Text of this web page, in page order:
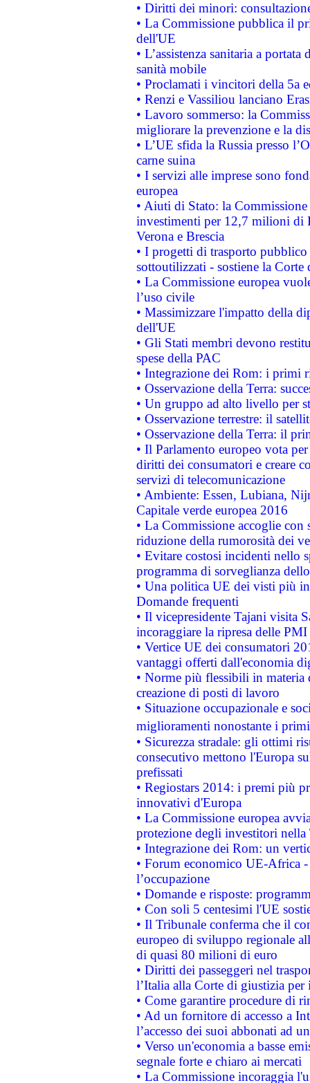
• Diritti dei minori:
• La Commissione pubblica il
dell'UE
• L’assistenza sanitaria a
sanità mobile
• Proclamati i vincitori della 5a
• Renzi e Vassiliou lanciano
• Lavoro sommerso: la
migliorare la prevenzione e la
• L’UE sfida la Russia presso
carne suina
• I servizi alle imprese sono
europea
• Aiuti di Stato: la
investimenti per 12,7 milioni di
Verona e Brescia
• I progetti di trasporto
sottoutilizzati - sostiene la Corte
• La Commissione europea
l’uso civile
• Massimizzare l'impatto della
dell'UE
• Gli Stati membri devono
spese della PAC
• Integrazione dei Rom: i primi
• Osservazione della Terra:
• Un gruppo ad alto livello per
• Osservazione terrestre: il
• Osservazione della Terra: il
• Il Parlamento europeo vota
diritti dei consumatori e creare
servizi di telecomunicazione
• Ambiente: Essen, Lubiana,
Capitale verde europea 2016
• La Commissione accoglie
riduzione della rumorosità dei
• Evitare costosi incidenti nello
programma di sorveglianza
• Una politica UE dei visti più
Domande frequenti
• Il vicepresidente Tajani visita
incoraggiare la ripresa delle
• Vertice UE dei consumatori
vantaggi offerti dall'economia
• Norme più flessibili in materia
creazione di posti di lavoro
• Situazione occupazionale e
miglioramenti nonostante i
• Sicurezza stradale: gli ottimi
consecutivo mettono l'Europa
prefissati
• Regiostars 2014: i premi più
innovativi d'Europa
• La Commissione europea
protezione degli investitori
• Integrazione dei Rom: un
• Forum economico UE-Africa -
l’occupazione
• Domande e risposte:
• Con soli 5 centesimi l'UE
• Il Tribunale conferma che il
europeo di sviluppo regionale
di quasi 80 milioni di euro
• Diritti dei passeggeri nel
l’Italia alla Corte di giustizia
• Come garantire procedure di
• Ad un fornitore di accesso a
l’accesso dei suoi abbonati ad
• Verso un'economia a basse
segnale forte e chiaro ai mercati
• La Commissione incoraggia